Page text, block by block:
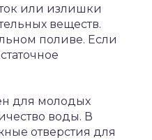
или излишки
веществ.
поливе. Если
для молодых
воды. В
отверстия для